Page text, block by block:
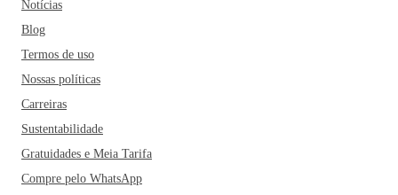
Notícias
Blog
Termos de uso
Nossas políticas
Carreiras
Sustentabilidade
Gratuidades e Meia Tarifa
Compre pelo WhatsApp